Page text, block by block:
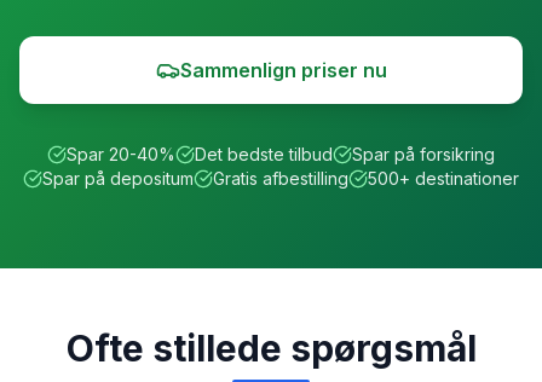
Sammenlign priser nu
Spar 20-40% Det bedste tilbud
Spar på forsikring
Spar på depositum
Gratis afbestilling 500+ destinationer
Ofte stillede spørgsmål